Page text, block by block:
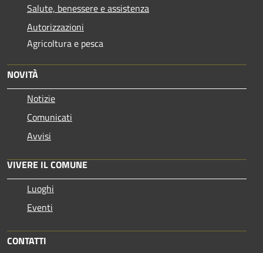
Salute, benessere e assistenza
Autorizzazioni
Agricoltura e pesca
NOVITÀ
Notizie
Comunicati
Avvisi
VIVERE IL COMUNE
Luoghi
Eventi
CONTATTI